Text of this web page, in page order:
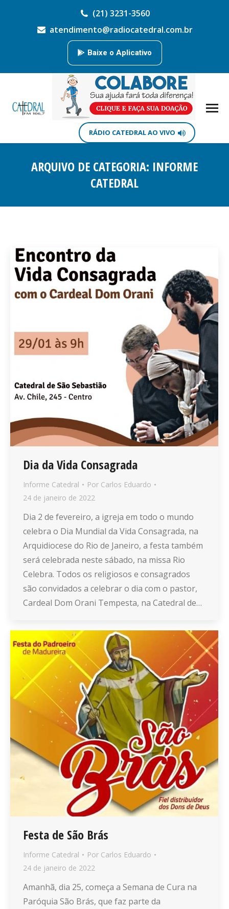
(21) 3231-3560
atendimento@radiocatedral.com.br
Baixe o Aplicativo
RÁDIO CATEDRAL AO VIVO
ARQUIVO DE CATEGORIA: INFORME
CATEDRAL
Dia da Vida Consagrada
Informe Catedral Por Carlos Eduardo
24 de janeiro de 2022
Dia 2 de fevereiro, a igreja em todo o mundo
celebra o Dia Mundial da Vida Consagrada, na
Arquidiocese do Rio de Janeiro, a festa também
será celebrada neste sábado, na missa Rio
Celebra. Todos os religiosos e consagrados
são convidados a celebrar o dia com o pastor,
Cardeal Dom Orani Tempesta, na Catedral de…
Festa de São Brás
Informe Catedral Por Carlos Eduardo
24 de janeiro de 2022
Amanhã, dia 25, começa a Semana de Cura na
Paróquia São Brás, que faz parte da